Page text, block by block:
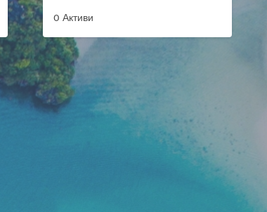
0 Активи